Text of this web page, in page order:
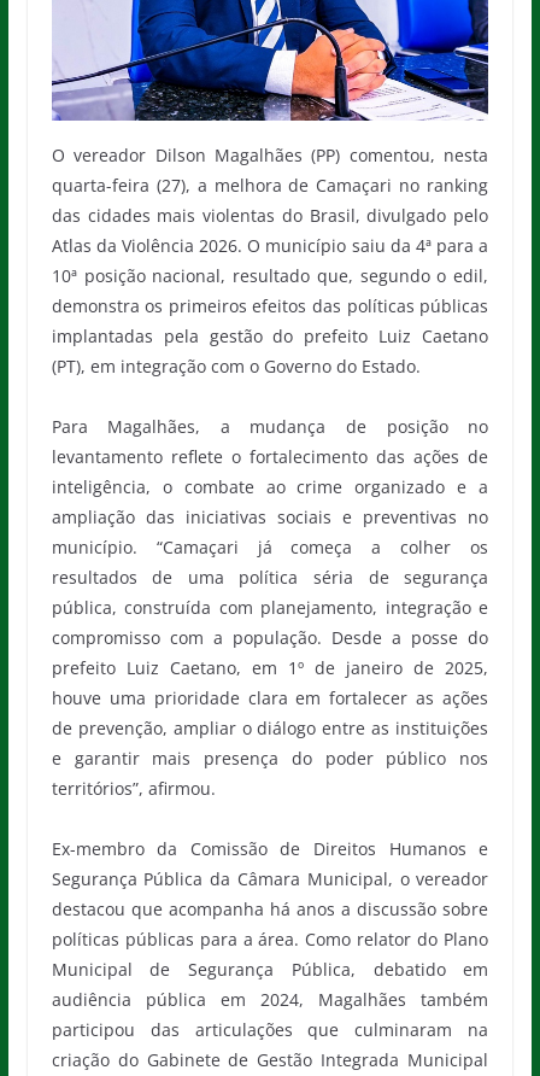
O vereador Dilson Magalhães (PP) comentou, nesta
quarta-feira (27), a melhora de Camaçari no ranking
das cidades mais violentas do Brasil, divulgado pelo
Atlas da Violência 2026. O município saiu da 4ª para a
10ª posição nacional, resultado que, segundo o edil,
demonstra os primeiros efeitos das políticas públicas
implantadas pela gestão do prefeito Luiz Caetano
(PT), em integração com o Governo do Estado.
Para Magalhães, a mudança de posição no
levantamento reflete o fortalecimento das ações de
inteligência, o combate ao crime organizado e a
ampliação das iniciativas sociais e preventivas no
município. “Camaçari já começa a colher os
resultados de uma política séria de segurança
pública, construída com planejamento, integração e
compromisso com a população. Desde a posse do
prefeito Luiz Caetano, em 1º de janeiro de 2025,
houve uma prioridade clara em fortalecer as ações
de prevenção, ampliar o diálogo entre as instituições
e garantir mais presença do poder público nos
territórios”, afirmou.
Ex-membro da Comissão de Direitos Humanos e
Segurança Pública da Câmara Municipal, o vereador
destacou que acompanha há anos a discussão sobre
políticas públicas para a área. Como relator do Plano
Municipal de Segurança Pública, debatido em
audiência pública em 2024, Magalhães também
participou das articulações que culminaram na
criação do Gabinete de Gestão Integrada Municipal